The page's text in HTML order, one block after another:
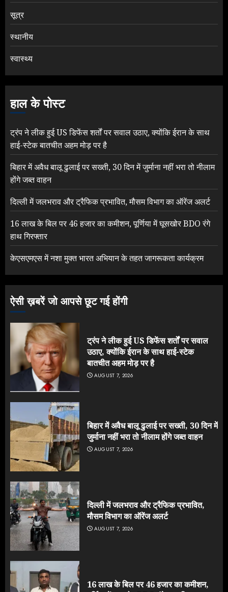
सूत्र
स्थानीय
स्वास्थ्य
हाल के पोस्ट
ट्रंप ने लीक हुई US डिफेंस शर्तों पर सवाल उठाए, क्योंकि ईरान के साथ
हाई-स्टेक बातचीत अहम मोड़ पर है
बिहार में अवैध बालू ढुलाई पर सख्ती, 30 दिन में जुर्माना नहीं भरा तो नीलाम
होंगे जब्त वाहन
दिल्ली में जलभराव और ट्रैफिक प्रभावित, मौसम विभाग का ऑरेंज अलर्ट
16 लाख के बिल पर 46 हजार का कमीशन, पूर्णिया में घूसखोर BDO रंगे
हाथ गिरफ्तार
केएसएमएस में नशा मुक्त भारत अभियान के तहत जागरूकता कार्यक्रम
ऐसी ख़बरें जो आपसे छूट गई होंगी
ट्रंप ने लीक हुई US डिफेंस शर्तों पर सवाल
उठाए, क्योंकि ईरान के साथ हाई-स्टेक
बातचीत अहम मोड़ पर है
AUGUST 7, 2026
बिहार में अवैध बालू ढुलाई पर सख्ती, 30 दिन में
जुर्माना नहीं भरा तो नीलाम होंगे जब्त वाहन
AUGUST 7, 2026
दिल्ली में जलभराव और ट्रैफिक प्रभावित,
मौसम विभाग का ऑरेंज अलर्ट
AUGUST 7, 2026
16 लाख के बिल पर 46 हजार का कमीशन,